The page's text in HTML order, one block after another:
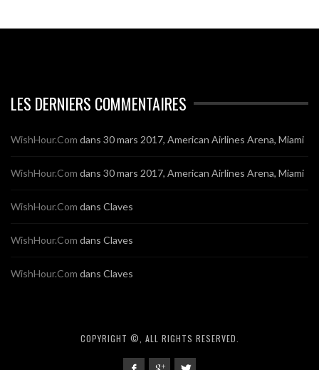
LES DERNIERS COMMENTAIRES
WishHour.Com dans 30 mars 2017, American Airlines Arena, Miami
WishHour.Com dans 30 mars 2017, American Airlines Arena, Miami
WishHour.Com dans Claves
WishHour.Com dans Claves
WishHour.Com dans Claves
COPYRIGHT ©, ALL RIGHTS RESERVED.